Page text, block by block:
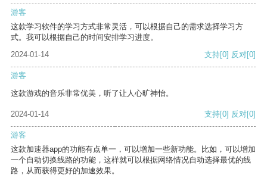
游客
这款学习软件的学习方式非常灵活，可以根据自己的需求选择学习方
式。我可以根据自己的时间安排学习进度。
2024-01-14
支持[0] 反对[0]
游客
这款游戏的音乐非常优美，听了让人心旷神怡。
2024-01-14 支持[0] 反对[0]
游客
这款加速器app的功能有点单一，可以增加一些新功能。比如，可以增加
一个自动切换线路的功能，这样就可以根据网络情况自动选择最优的线
路，从而获得更好的加速效果。